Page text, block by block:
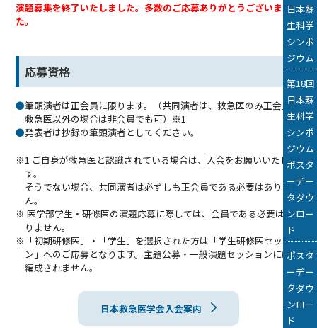
日本蘇
生科学
シンポ
ジウム
第18回
日本蘇
生科学
シンポ
ジウム
ポスタ
ーデー
タダウ
ンロー
ド
ポスタ
ーデー
タダウ
ンロー
ド
演題募集を終了いたしました。多数のご応募ありがとうございまし
た。
応募資格
●筆頭演者は正会員に限ります。（共同演者は、救急医のみ正会員、
救急医以外の場合は非会員でも可）※1
●発表者は抄録の筆頭演者としてください。
※1 ご自身が救急医と認識されている場合は、入会をお願いいたしま
す。
そうでない場合、共同演者は必ずしも正会員である必要はありませ
ん。
※ 医学部学生・研修医の演題応募に際しては、会員である必要はあ
りません。
※「初期研修医」・「学生」を選択された方は「学生研修医セッショ
ン」へのご応募となります。主題公募・一般演題セッションには、
編成されません。
日本救急医学会入会案内